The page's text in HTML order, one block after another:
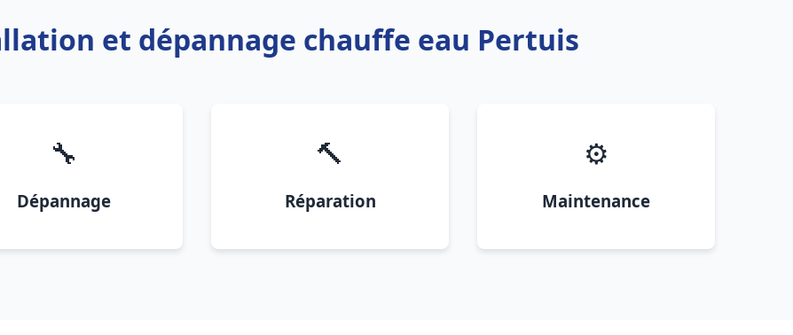
et dépannage chauffe eau Pertuis
🔧
Dépannage
🔨
Réparation
⚙️
Maintenance